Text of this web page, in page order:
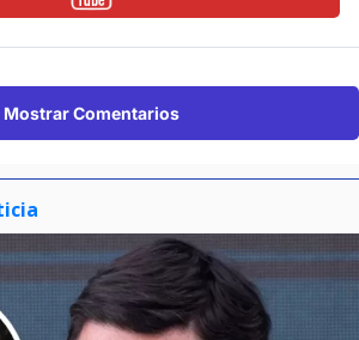
Mostrar Comentarios